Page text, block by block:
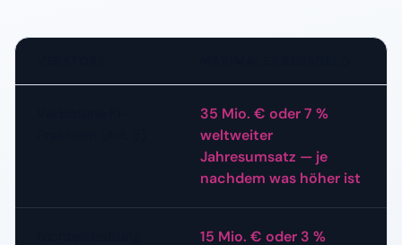
35 Mio. € oder 7 %
weltweiter
Jahresumsatz — je
nachdem was höher ist
15 Mio. € oder 3 %